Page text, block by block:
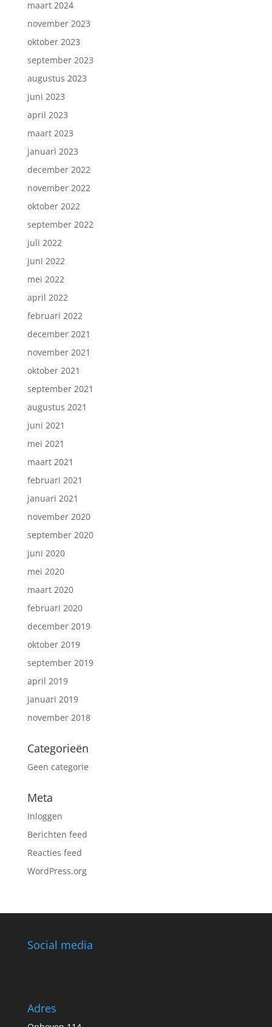
maart 2024
november 2023
oktober 2023
september 2023
augustus 2023
juni 2023
april 2023
maart 2023
januari 2023
december 2022
november 2022
oktober 2022
september 2022
juli 2022
juni 2022
mei 2022
april 2022
februari 2022
december 2021
november 2021
oktober 2021
september 2021
augustus 2021
juni 2021
mei 2021
maart 2021
februari 2021
januari 2021
november 2020
september 2020
juni 2020
mei 2020
maart 2020
februari 2020
december 2019
oktober 2019
september 2019
april 2019
januari 2019
november 2018
Categorieën
Geen categorie
Meta
Inloggen
Berichten feed
Reacties feed
WordPress.org
Social media
Adres